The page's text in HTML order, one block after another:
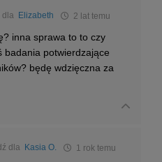
dla Elizabeth 2 lat temu
inna sprawa to to czy
badania potwierdzające
będę wdzięczna za
dla Kasia O. 1 rok temu